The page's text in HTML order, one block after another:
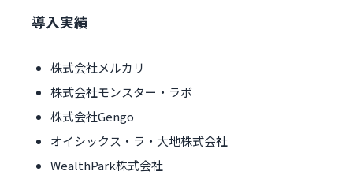
導入実績
株式会社メルカリ
株式会社モンスター・ラボ
株式会社Gengo
オイシックス・ラ・大地株式会社
WealthPark株式会社